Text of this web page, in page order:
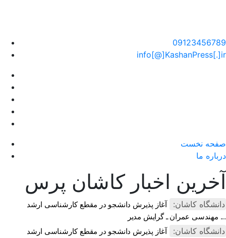
09123456789
info[@]KashanPress[.]ir
صفحه نخست
درباره ما
آخرین اخبار کاشان پرس
دانشگاه کاشان:
آغاز پذیرش دانشجو در مقطع کارشناسی ارشد
مهندسی عمران ـ گرایش مدیر ...
دانشگاه کاشان:
آغاز پذیرش دانشجو در مقطع کارشناسی ارشد